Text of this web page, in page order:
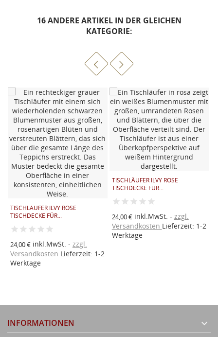
16 ANDERE ARTIKEL IN DER GLEICHEN
KATEGORIE:
TISCHLÄUFER ILVY ROSE
TISCHDECKE FÜR...
24,00 €inkl.MwSt.
zzgl.
Versandkosten Lieferzeit: 1-2
Werktage
TISCHLÄUFER ILVY ROSE
TISCHDECKE FÜR...
24,00 €inkl.MwSt.
zzgl.
Versandkosten Lieferzeit: 1-2
Werktage
INFORMATIONEN 